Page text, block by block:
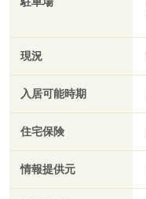
現況
入居可能時期
住宅保険
情報提供元